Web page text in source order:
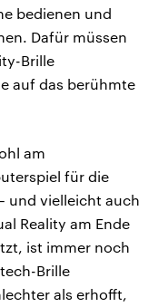
bedienen und
Dafür müssen
Brille
auf das berühmte
am
für die
und vielleicht auch
Reality am Ende
ist immer noch
Brille
als erhofft,